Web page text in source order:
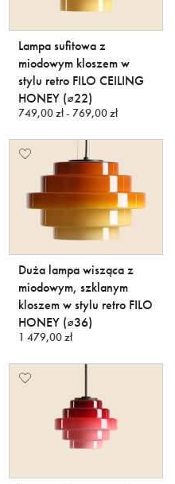
Lampa sufitowa z
miodowym kloszem w
stylu retro FILO CEILING
HONEY (⌀22)
749,00 zł - 769,00 zł
Duża lampa wisząca z
miodowym, szklanym
kloszem w stylu retro FILO
HONEY (⌀36)
1 479,00 zł